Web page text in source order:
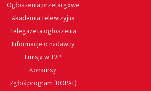
Ogłoszenia przetargowe
Akademia Telewizyjna
Telegazeta ogłoszenia
Informacje o nadawcy
Emisja w TVP
Konkursy
Zgłoś program (ROPAT)